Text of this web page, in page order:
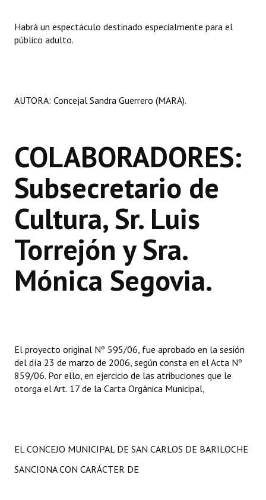
Habrá un espectáculo destinado especialmente para el
público adulto.
AUTORA: Concejal Sandra Guerrero (MARA).
COLABORADORES:
Subsecretario de
Cultura, Sr. Luis
Torrejón y Sra.
Mónica Segovia.
El proyecto original Nº 595/06, fue aprobado en la sesión
del día 23 de marzo de 2006, según consta en el Acta Nº
859/06. Por ello, en ejercicio de las atribuciones que le
otorga el Art. 17 de la Carta Orgánica Municipal,
EL CONCEJO MUNICIPAL DE SAN CARLOS DE BARILOCHE
SANCIONA CON CARÁCTER DE